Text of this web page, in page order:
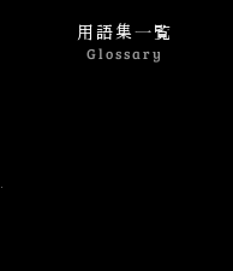
用語集一覧
Glossary